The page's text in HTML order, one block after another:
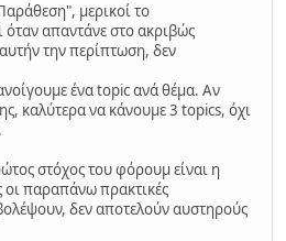
μερικοί το
απαντάνε στο ακριβώς
την περίπτωση, δεν
ένα topic ανά θέμα. Αν
καλύτερα να κάνουμε 3 topics, όχι
στόχος του φόρουμ είναι η
οι παραπάνω πρακτικές
δεν αποτελούν αυστηρούς